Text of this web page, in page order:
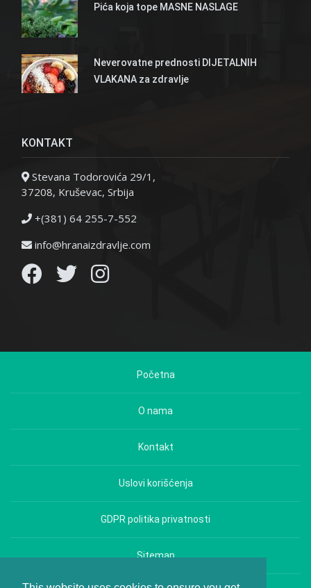
Pića koja tope MASNE NASLAGE
Neverovatne prednosti DIJETALNIH
VLAKANA za zdravlje
KONTAKT
Stevana Todorovića 29/1,
37208, Kruševac, Srbija
+(381) 64 255-7-552
info@hranaizdravlje.com
Početna
O nama
Kontakt
Uslovi korišćenja
GDPR politika privatnosti
Sitemap